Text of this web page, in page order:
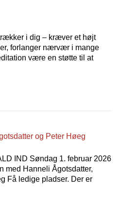
i dig – kræver et højt
forlanger nærvær i mange
være en støtte til at
IND Søndag 1. februar 2026
med Hanneli Ågotsdatter,
Få ledige pladser. Der er